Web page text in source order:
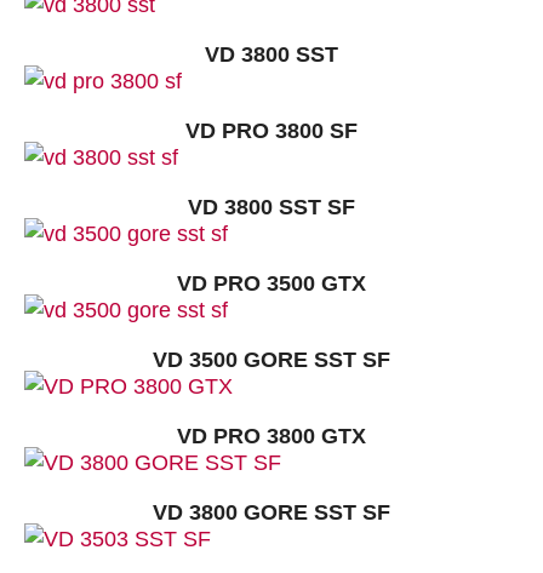
VD 3800 SST
VD PRO 3800 SF
VD 3800 SST SF
VD PRO 3500 GTX
VD 3500 GORE SST SF
VD PRO 3800 GTX
VD 3800 GORE SST SF